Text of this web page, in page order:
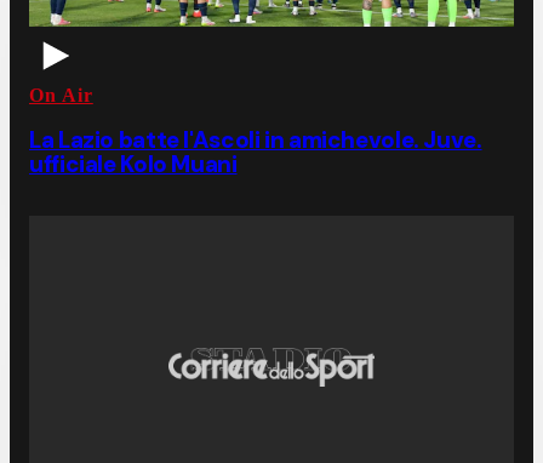
On Air
La Lazio batte l'Ascoli in amichevole. Juve.
ufficiale Kolo Muani